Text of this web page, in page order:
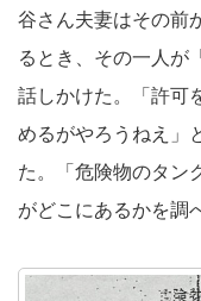
谷さん夫妻はその前
るとき、その一人が
話しかけた。「許可
めるがやろうねえ」
た。「危険物のタン
がどこにあるかを調